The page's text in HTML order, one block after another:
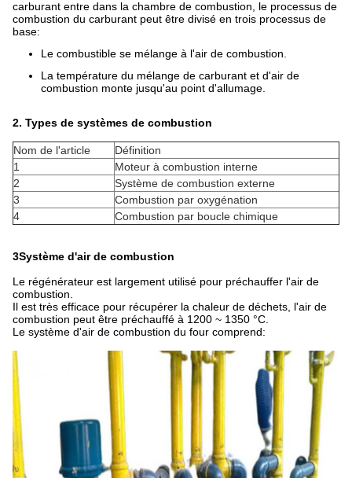
carburant entre dans la chambre de combustion, le processus de
combustion du carburant peut être divisé en trois processus de
base:
Le combustible se mélange à l'air de combustion.
La température du mélange de carburant et d'air de
combustion monte jusqu'au point d'allumage.
2. Types de systèmes de combustion
Nom de l'article
Définition
1
Moteur à combustion interne
2
Système de combustion externe
3
Combustion par oxygénation
4
Combustion par boucle chimique
3Système d'air de combustion
Le régénérateur est largement utilisé pour préchauffer l'air de
combustion.
Il est très efficace pour récupérer la chaleur de déchets, l'air de
combustion peut être préchauffé à 1200 ~ 1350 °C.
Le système d'air de combustion du four comprend: